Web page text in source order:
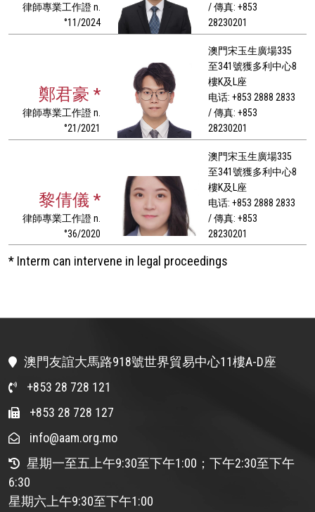
律師專業工作證 n.
°11/2024
/ 傳真: +853
28230201
鄭君豪 *
律師專業工作證 n.
°21/2021
澳門宋玉生廣場335
至341號獲多利中心8
樓K及L座
电话: +853 2888 2833
/ 傳真: +853
28230201
黎倩儀 *
律師專業工作證 n.
°36/2020
澳門宋玉生廣場335
至341號獲多利中心8
樓K及L座
电话: +853 2888 2833
/ 傳真: +853
28230201
* Interm can intervene in legal proceedings
澳門友誼大馬路918號世界貿易中心11樓A-D座
+853 28 728 121
+853 28 728 127
info@aam.org.mo
星期一至五上午9:30至下午1:00；下午2:30至下午
6:30
星期六上午9:30至下午1:00